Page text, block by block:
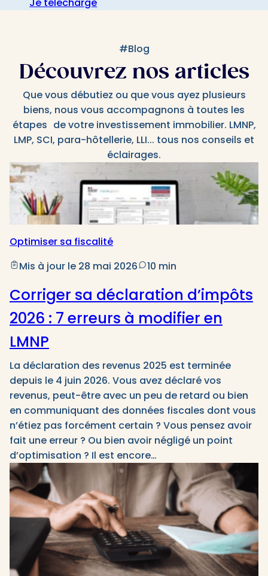
#Blog
Découvrez nos articles
Que vous débutiez ou que vous ayez plusieurs
biens, nous vous accompagnons à toutes les
étapes de votre investissement immobilier. LMNP,
LMP, SCI, para-hôtellerie, LLI... tous nos conseils et
éclairages.
Optimiser sa fiscalité
Mis à jour le 28 mai 2026
10 min
Corriger sa déclaration d’impôts
2026 : 7 erreurs à modifier en
LMNP
La déclaration des revenus 2025 est terminée
depuis le 4 juin 2026. Vous avez déclaré vos
revenus, peut-être avec un peu de retard ou bien
en communiquant des données fiscales dont vous
n’étiez pas forcément certain ? Vous pensez avoir
fait une erreur ? Ou bien avoir négligé un point
d’optimisation ? Il est encore…